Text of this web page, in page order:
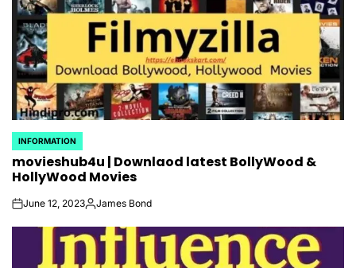
POSTED
IN
INFORMATION
movieshub4u | Downlaod latest BollyWood &
HollyWood Movies
onJune 12, 2023Posted
James Bond